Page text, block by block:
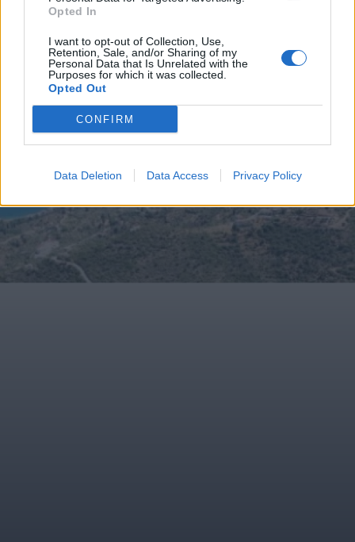
Opted In
I want to opt-out of Collection, Use,
Retention, Sale, and/or Sharing of my
Personal Data that Is Unrelated with the
Purposes for which it was collected.
Opted Out
CONFIRM
Data Deletion Data Access Privacy Policy
Ελλάδα Επιχειρήσεις Οικονομία